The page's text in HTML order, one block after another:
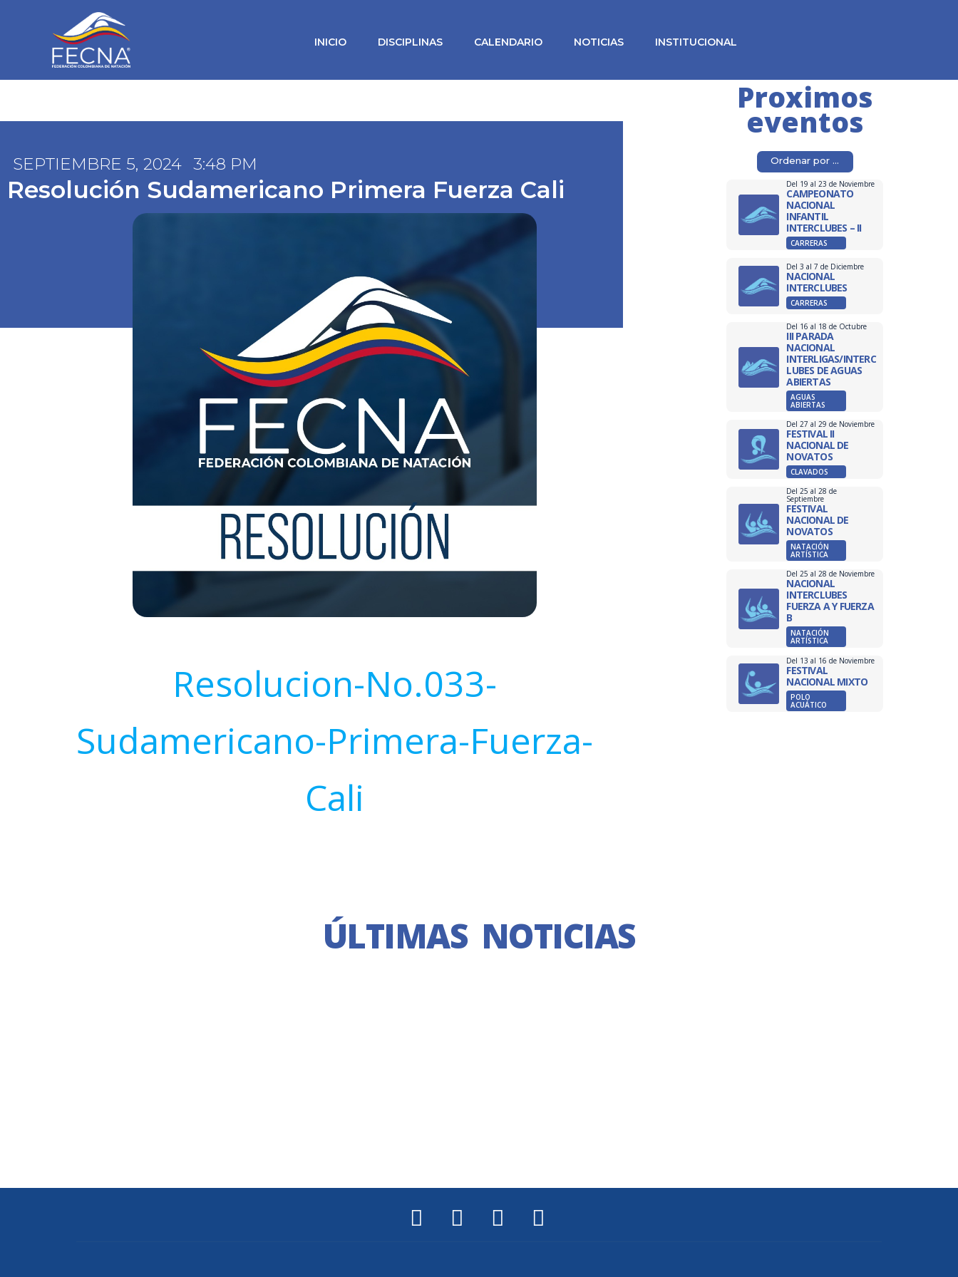
INICIO DISCIPLINAS CALENDARIO NOTICIAS INSTITUCIONAL
SEPTIEMBRE 5, 2024 3:48 PM
Resolución Sudamericano Primera Fuerza Cali
Resolucion-No.033-
Sudamericano-Primera-Fuerza-
Cali
Proximos
eventos
Del 19 al 23 de Noviembre
CAMPEONATO
NACIONAL
INFANTIL
INTERCLUBES – II
CARRERAS
Del 3 al 7 de Diciembre
NACIONAL
INTERCLUBES
CARRERAS
Del 16 al 18 de Octubre
III PARADA
NACIONAL
INTERLIGAS/INTERC
LUBES DE AGUAS
ABIERTAS
AGUAS
ABIERTAS
Del 27 al 29 de Noviembre
FESTIVAL II
NACIONAL DE
NOVATOS
CLAVADOS
Del 25 al 28 de
Septiembre
FESTIVAL
NACIONAL DE
NOVATOS
NATACIÓN
ARTÍSTICA
Del 25 al 28 de Noviembre
NACIONAL
INTERCLUBES
FUERZA A Y FUERZA
B
NATACIÓN
ARTÍSTICA
Del 13 al 16 de Noviembre
FESTIVAL
NACIONAL MIXTO
POLO
ACUÁTICO
ÚLTIMAS NOTICIAS